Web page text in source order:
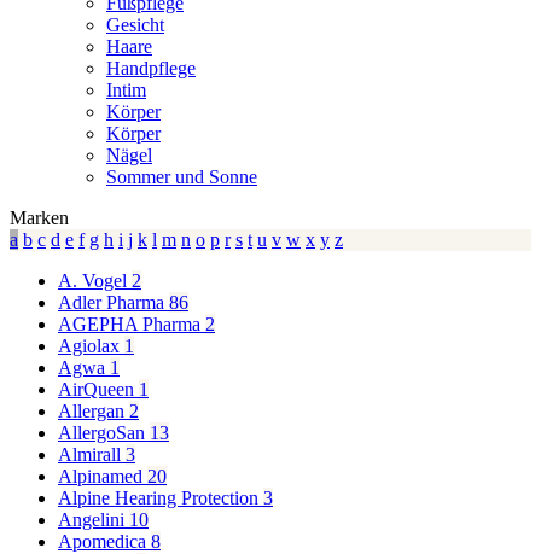
Gesicht
Haare
Handpflege
Intim
Körper
Körper
Nägel
Sommer und Sonne
Marken
a b c d e f g h i j k l m n o p r s t u v w x y z
A. Vogel 2
Adler Pharma 86
AGEPHA Pharma 2
Agiolax 1
Agwa 1
AirQueen 1
Allergan 2
AllergoSan 13
Almirall 3
Alpinamed 20
Alpine Hearing Protection 3
Angelini 10
Apomedica 8